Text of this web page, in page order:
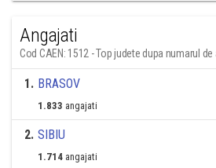
Angajati
Cod CAEN: 1512 - Top judete dupa numarul
1. BRASOV
1.833 angajati
2. SIBIU
1.714 angajati